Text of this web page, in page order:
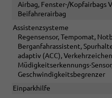
Airbag, Fenster-/Kopfairbags
Beifahrerairbag
Assistenzsysteme
Regensensor, Tempomat,
Berganfahrassistent,
adaptiv (ACC),
Müdigkeitserkennungs-
Geschwindigkeitsbegrenzer
Einparkhilfe